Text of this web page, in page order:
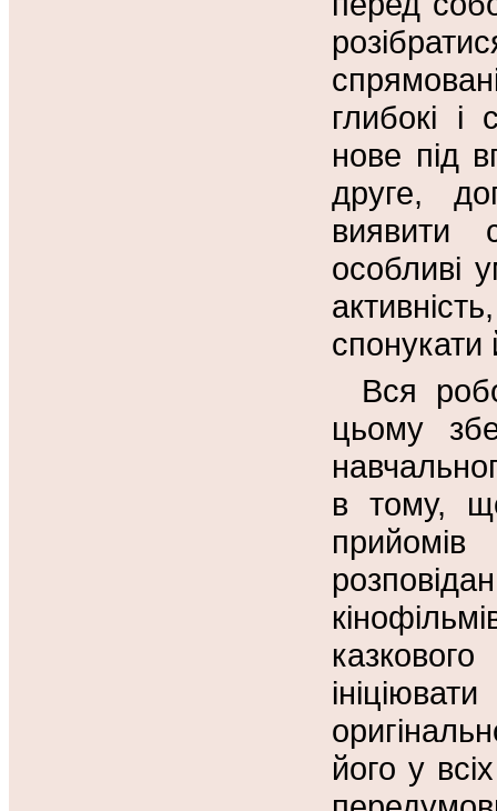
глибокі і
нове під
друге,
виявити
особливі
спонукати
Вся
цьому
в тому,
його у